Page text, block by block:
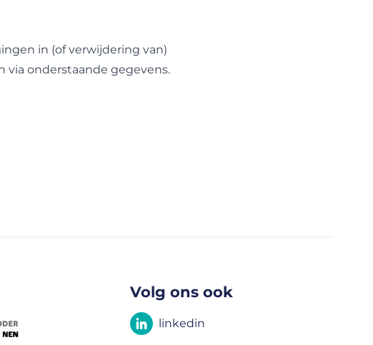
in (of verwijdering van)
onderstaande gegevens.
Volg ons ook
linkedin